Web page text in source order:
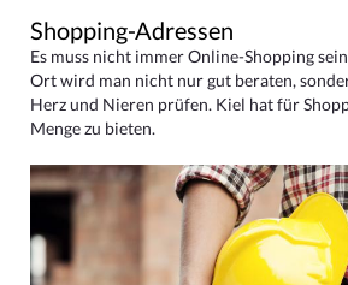
Shopping-Adressen
Es muss nicht immer Online-Shopping
Ort wird man nicht nur gut beraten,
Herz und Nieren prüfen. Kiel hat für
Menge zu bieten.